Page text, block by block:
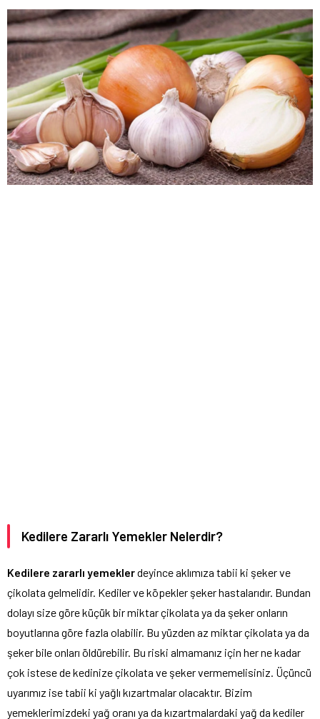
Kedilere Zararlı Yemekler Nelerdir?
Kedilere zararlı yemeklerdeyince aklımıza tabii ki şeker ve
çikolata gelmelidir. Kediler ve köpekler şeker hastalarıdır. Bundan
dolayı size göre küçük bir miktar çikolata ya da şeker onların
boyutlarına göre fazla olabilir. Bu yüzden az miktar çikolata ya da
şeker bile onları öldürebilir. Bu riski almamanız için her ne kadar
çok istese de kedinize çikolata ve şeker vermemelisiniz. Üçüncü
uyarımız ise tabii ki yağlı kızartmalar olacaktır. Bizim
yemeklerimizdeki yağ oranı ya da kızartmalardaki yağ da kediler